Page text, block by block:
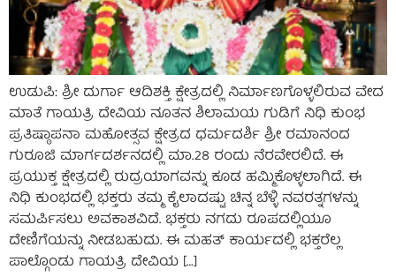
ಉಡುಪಿ: ಶ್ರೀ ದುರ್ಗಾ ಆದಿಶಕ್ತಿ ಕ್ಷೇತ್ರದಲ್ಲಿ ನಿರ್ಮಾಣಗೊಳ್ಳಲಿರುವ ವೇದ
ಮಾತೆ ಗಾಯತ್ರಿ ದೇವಿಯ ನೂತನ ಶಿಲಾಮಯ ಗುಡಿಗೆ ನಿಧಿ ಕುಂಭ
ಪ್ರತಿಷ್ಠಾಪನಾ ಮಹೋತ್ಸವ ಕ್ಷೇತ್ರದ ಧರ್ಮದರ್ಶಿ ಶ್ರೀ ರಮಾನಂದ
ಗುರೂಜಿ ಮಾರ್ಗದರ್ಶನದಲ್ಲಿ ಮಾ.28 ರಂದು ನೆರವೇರಲಿದೆ. ಈ
ಪ್ರಯುಕ್ತ ಕ್ಷೇತ್ರದಲ್ಲಿ ರುದ್ರಯಾಗವನ್ನು ಕೂಡ ಹಮ್ಮಿಕೊಳ್ಳಲಾಗಿದೆ. ಈ
ನಿಧಿ ಕುಂಭದಲ್ಲಿ ಭಕ್ತರು ತಮ್ಮ ಕೈಲಾದಷ್ಟು ಚಿನ್ನ ಬೆಳ್ಳಿ ನವರತ್ನಗಳನ್ನು
ಸಮರ್ಪಿಸಲು ಅವಕಾಶವಿದೆ. ಭಕ್ತರು ನಗದು ರೂಪದಲ್ಲಿಯೂ
ದೇಣಿಗೆಯನ್ನು ನೀಡಬಹುದು. ಈ ಮಹತ್ ಕಾರ್ಯದಲ್ಲಿ ಭಕ್ತರೆಲ್ಲ
ಪಾಲ್ಗೊಂಡು ಗಾಯತ್ರಿ ದೇವಿಯ […]